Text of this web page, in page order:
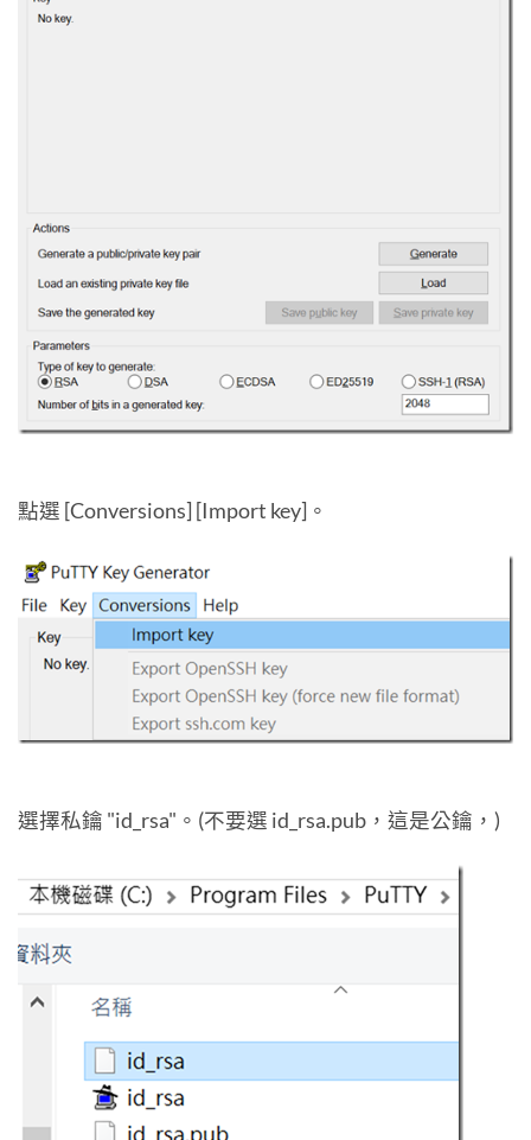
點選 [Conversions] [Import key]。
選擇私鑰 "id_rsa"。(不要選 id_rsa.pub，這是公鑰，)